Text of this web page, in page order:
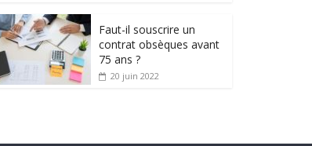
Faut-il souscrire un
contrat obsèques avant
75 ans ?
20 juin 2022